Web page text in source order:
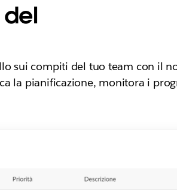
sui compiti del tuo team con il
la pianificazione, monitora i